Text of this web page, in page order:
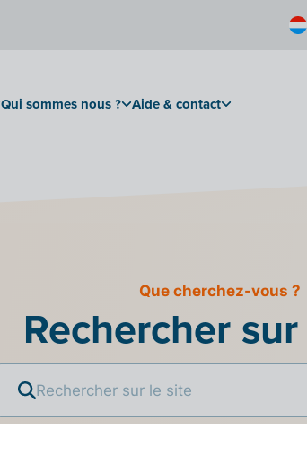
Qui sommes nous ? Aide & contact
Que cherchez-vous ?
Rechercher